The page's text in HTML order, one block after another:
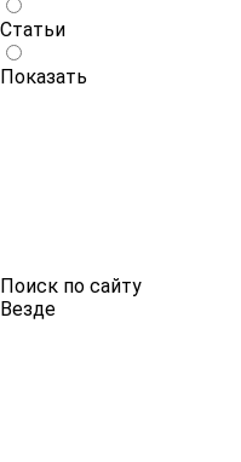
Статьи
Показать
Поиск по сайту
Везде